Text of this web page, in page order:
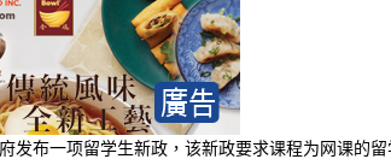
发布一项留学生新政，该新政要求课程为网课的